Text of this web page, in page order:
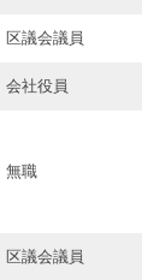
区議会議員
会社役員
無職
区議会議員